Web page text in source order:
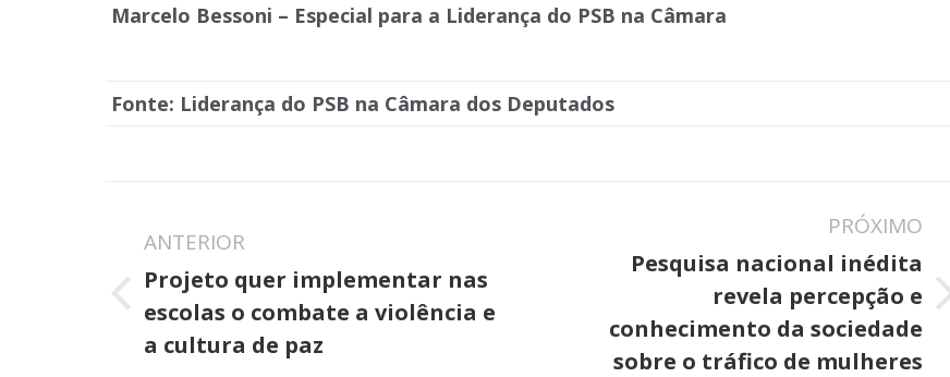
Marcelo Bessoni – Especial para a Liderança do PSB na Câmara
Fonte: Liderança do PSB na Câmara dos Deputados
de
post:
ANTERIOR
Post
anterior:
Projeto quer implementar nas
escolas o combate a violência e
a cultura de paz
PRÓXIMO
post:
Pesquisa nacional inédita
revela percepção e
conhecimento da sociedade
sobre o tráfico de mulheres